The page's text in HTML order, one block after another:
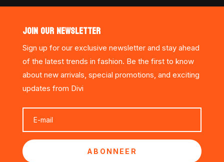
JOIN OUR NEWSLETTER
Sign up for our exclusive newsletter and stay ahead
of the latest trends in fashion. Be the first to know
about new arrivals, special promotions, and exciting
updates from Divi
ABONNEER